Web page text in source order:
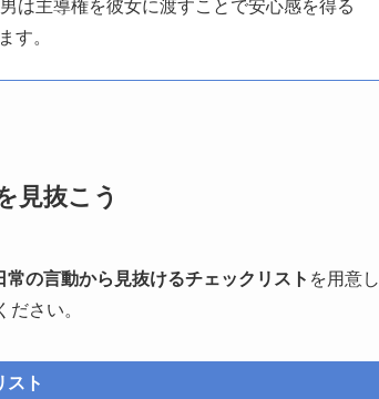
は主導権を彼女に渡すことで安心感を得る
す。
見抜こう
常の言動から見抜けるチェックリスト を用意し
さい。
スト